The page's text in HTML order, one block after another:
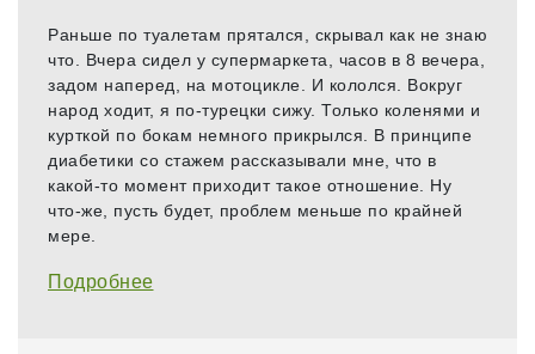
Раньше по туалетам прятался, скрывал как не знаю
что. Вчера сидел у супермаркета, часов в 8 вечера,
задом наперед, на мотоцикле. И кололся. Вокруг
народ ходит, я по-турецки сижу. Только коленями и
курткой по бокам немного прикрылся. В принципе
диабетики со стажем рассказывали мне, что в
какой-то момент приходит такое отношение. Ну
что-же, пусть будет, проблем меньше по крайней
мере.
Подробнее